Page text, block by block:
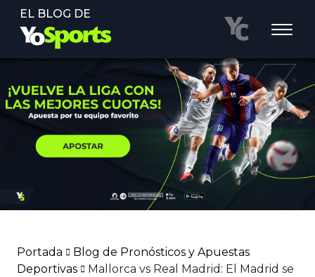
EL BLOG DE
Portada
Blog de Pronósticos y Apuestas
Deportivas
Mallorca vs Real Madrid: El Madrid se